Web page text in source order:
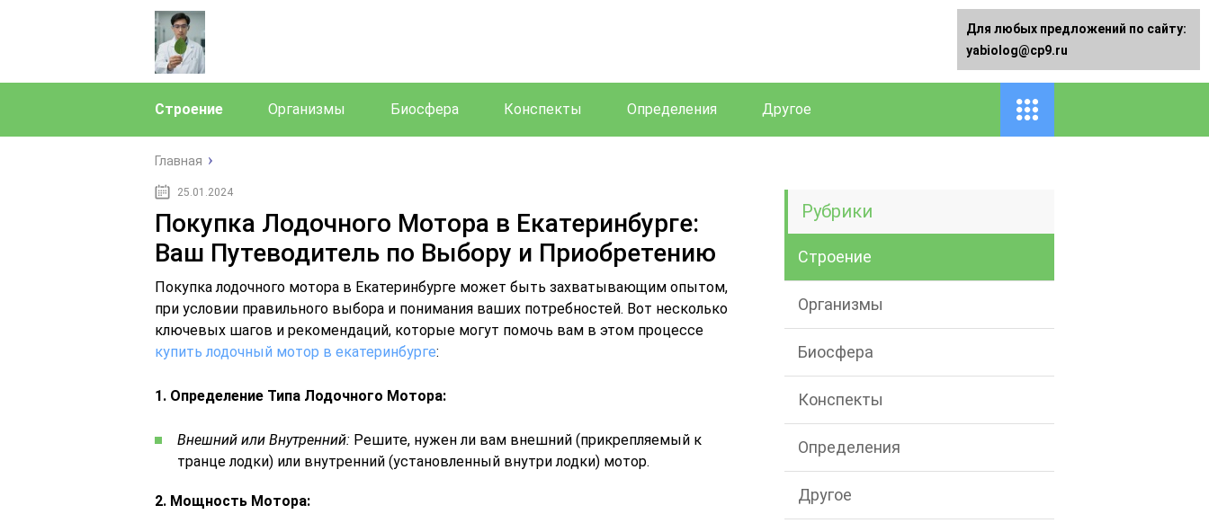
Строение Организмы Биосфера Конспекты Определения Другое
Главная
25.01.2024
Покупка Лодочного Мотора в Екатеринбурге:
Ваш Путеводитель по Выбору и Приобретению
Покупка лодочного мотора в Екатеринбурге может быть захватывающим опытом,
при условии правильного выбора и понимания ваших потребностей. Вот несколько
ключевых шагов и рекомендаций, которые могут помочь вам в этом процессе
купить лодочный мотор в екатеринбурге:
1. Определение Типа Лодочного Мотора:
Внешний или Внутренний: Решите, нужен ли вам внешний (прикрепляемый к
транце лодки) или внутренний (установленный внутри лодки) мотор.
2. Мощность Мотора:
Рубрики
Строение
Организмы
Биосфера
Конспекты
Определения
Другое
Для любых предложений по сайту:
yabiolog@cp9.ru